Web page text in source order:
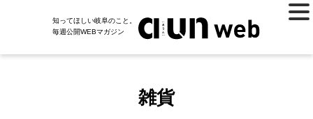
知ってほしい岐阜のこと。
毎週公開WEBマガジン
雑貨